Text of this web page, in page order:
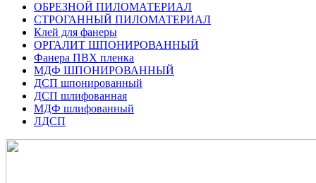
ОБРЕЗНОЙ ПИЛОМАТЕРИАЛ
СТРОГАННЫЙ ПИЛОМАТЕРИАЛ
Клей для фанеры
ОРГАЛИТ ШПОНИРОВАННЫЙ
Фанера ПВХ пленка
МДФ ШПОНИРОВАННЫЙ
ДСП шпонированный
ДСП шлифованная
МДФ шлифованный
ЛДСП